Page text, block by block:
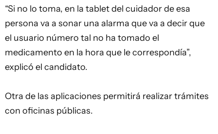
“Si no lo toma, en la tablet del cuidador de esa
persona va a sonar una alarma que va a decir que
el usuario número tal no ha tomado el
medicamento en la hora que le correspondía”,
explicó el candidato.
Otra de las aplicaciones permitirá realizar trámites
con oficinas públicas.